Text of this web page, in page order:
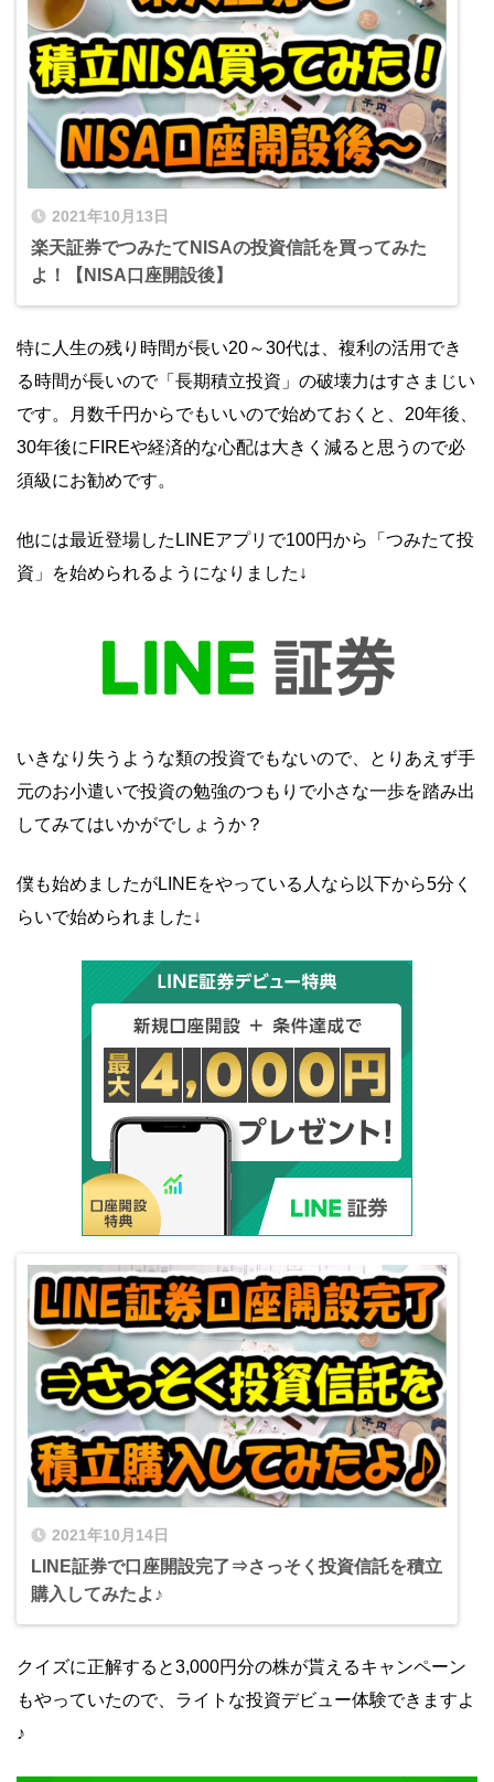
2021年10月13日
楽天証券でつみたてNISAの投資信託を買ってみた
よ！【NISA口座開設後】
特に人生の残り時間が長い20～30代は、複利の活用でき
る時間が長いので「長期積立投資」の破壊力はすさまじい
です。月数千円からでもいいので始めておくと、20年後、
30年後にFIREや経済的な心配は大きく減ると思うので必
須級にお勧めです。
他には最近登場したLINEアプリで100円から「つみたて投
資」を始められるようになりました↓
いきなり失うような類の投資でもないので、とりあえず手
元のお小遣いで投資の勉強のつもりで小さな一歩を踏み出
してみてはいかがでしょうか？
僕も始めましたがLINEをやっている人なら以下から5分く
らいで始められました↓
2021年10月14日
LINE証券で口座開設完了⇒さっそく投資信託を積立
購入してみたよ♪
クイズに正解すると3,000円分の株が貰えるキャンペーン
もやっていたので、ライトな投資デビュー体験できますよ
♪